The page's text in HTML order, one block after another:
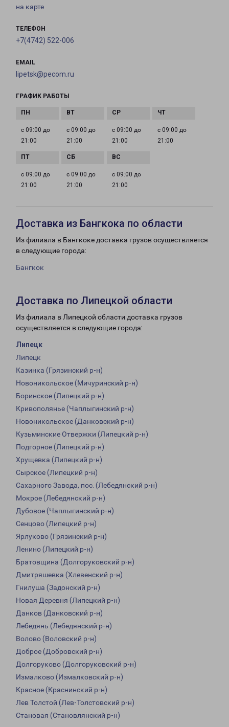
на карте
ТЕЛЕФОН
+7(4742) 522-006
EMAIL
lipetsk@pecom.ru
ГРАФИК РАБОТЫ
с 09:00 до
21:00
с 09:00 до
21:00
с 09:00 до
21:00
с 09:00 до
21:00
с 09:00 до
21:00
с 09:00 до
21:00
с 09:00 до
21:00
Доставка из Бангкока по области
Из филиала в Бангкоке доставка грузов осуществляется
в следующие города:
Бангкок
Доставка по Липецкой области
Из филиала в Липецкой области доставка грузов
осуществляется в следующие города:
Липецк
Липецк
Казинка (Грязинский р-н)
Новоникольское (Мичуринский р-н)
Боринское (Липецкий р-н)
Кривополянье (Чаплыгинский р-н)
Новоникольское (Данковский р-н)
Кузьминские Отвержки (Липецкий р-н)
Подгорное (Липецкий р-н)
Хрущевка (Липецкий р-н)
Сырское (Липецкий р-н)
Сахарного Завода, пос. (Лебедянский р-н)
Мокрое (Лебедянский р-н)
Дубовое (Чаплыгинский р-н)
Сенцово (Липецкий р-н)
Ярлуково (Грязинский р-н)
Ленино (Липецкий р-н)
Братовщина (Долгоруковский р-н)
Дмитряшевка (Хлевенский р-н)
Гнилуша (Задонский р-н)
Новая Деревня (Липецкий р-н)
Данков (Данковский р-н)
Лебедянь (Лебедянский р-н)
Волово (Воловский р-н)
Доброе (Добровский р-н)
Долгоруково (Долгоруковский р-н)
Измалково (Измалковский р-н)
Красное (Краснинский р-н)
Лев Толстой (Лев-Толстовский р-н)
Становая (Становлянский р-н)